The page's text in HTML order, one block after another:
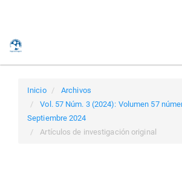
Inicio
Archivos
Vol. 57 Núm. 3 (2024): Volumen 57
Septiembre 2024
Artículos de investigación original